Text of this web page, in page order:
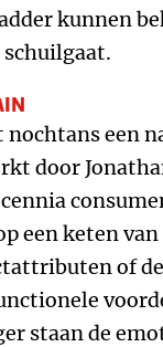
kunnen
een
door
een keten
of
staan de